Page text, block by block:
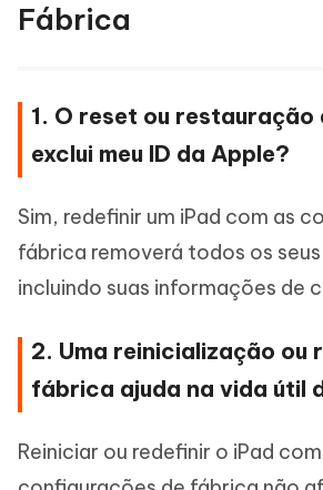
Fábrica
1. O reset ou restauração
exclui meu ID da Apple?
Sim, redefinir um iPad com as
fábrica removerá todos os
incluindo suas informações de
2. Uma reinicialização ou
fábrica ajuda na vida útil
Reiniciar ou redefinir o iPad